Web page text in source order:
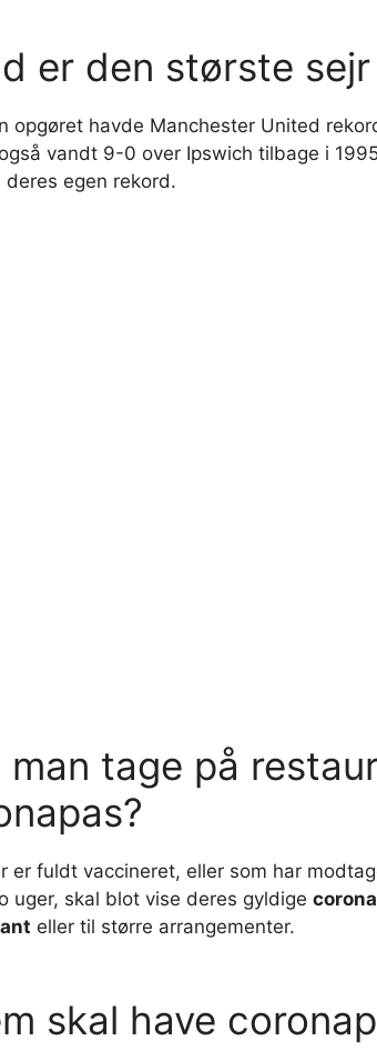
er den største
opgøret havde Manchester United
vandt 9-0 over Ipswich tilbage i
deres egen rekord.
man tage på
er fuldt vaccineret, eller som har
uger, skal blot vise deres gyldige
eller til større arrangementer.
skal have